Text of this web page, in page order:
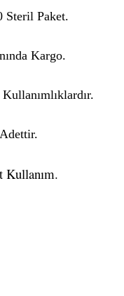
Steril Paket.
Kargo.
Kullanım.